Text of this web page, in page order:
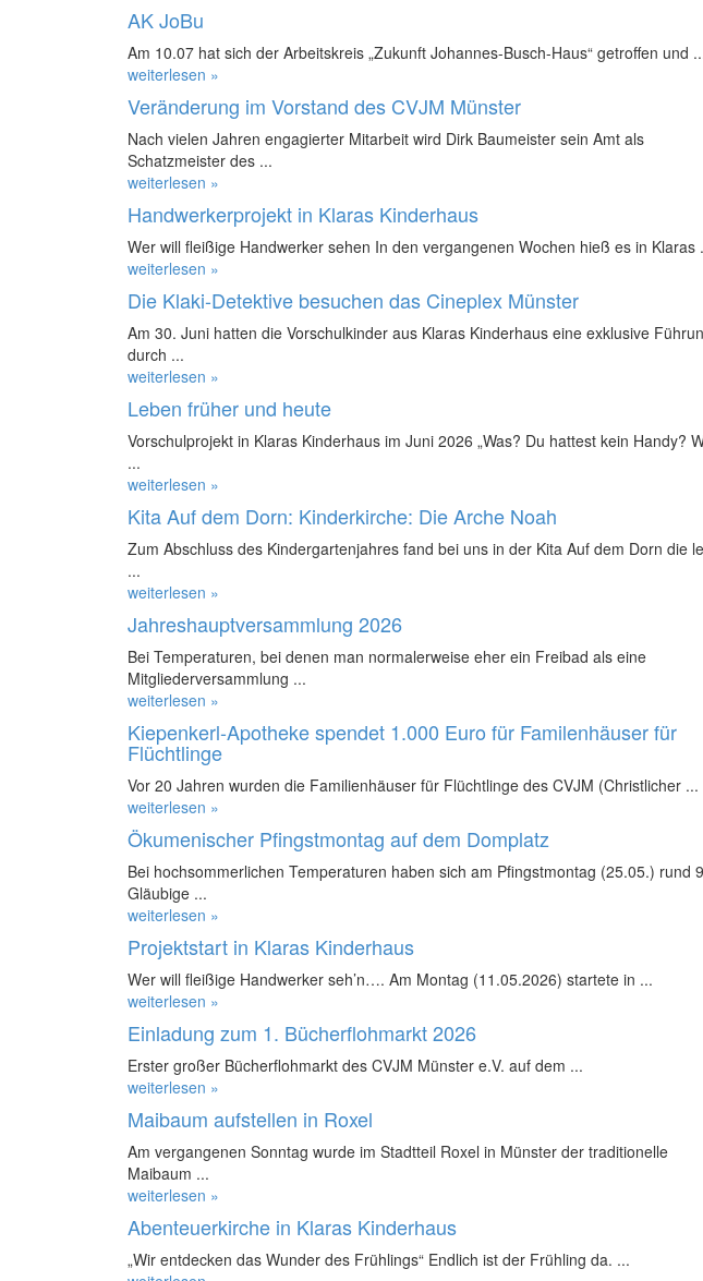
AK JoBu
Am 10.07 hat sich der Arbeitskreis „Zukunft Johannes-Busch-Haus“ getroffen und
weiterlesen »
Veränderung im Vorstand des CVJM Münster
Nach vielen Jahren engagierter Mitarbeit wird Dirk Baumeister sein Amt als
Schatzmeister des ...
weiterlesen »
Handwerkerprojekt in Klaras Kinderhaus
Wer will fleißige Handwerker sehen In den vergangenen Wochen hieß es in Klaras
weiterlesen »
Die Klaki-Detektive besuchen das Cineplex Münster
Am 30. Juni hatten die Vorschulkinder aus Klaras Kinderhaus eine exklusive
durch ...
weiterlesen »
Leben früher und heute
Vorschulprojekt in Klaras Kinderhaus im Juni 2026 „Was? Du hattest kein Handy?
...
weiterlesen »
Kita Auf dem Dorn: Kinderkirche: Die Arche Noah
Zum Abschluss des Kindergartenjahres fand bei uns in der Kita Auf dem Dorn die
...
weiterlesen »
Jahreshauptversammlung 2026
Bei Temperaturen, bei denen man normalerweise eher ein Freibad als eine
Mitgliederversammlung ...
weiterlesen »
Kiepenkerl-Apotheke spendet 1.000 Euro für Familenhäuser für
Flüchtlinge
Vor 20 Jahren wurden die Familienhäuser für Flüchtlinge des CVJM (Christlicher ...
weiterlesen »
Ökumenischer Pfingstmontag auf dem Domplatz
Bei hochsommerlichen Temperaturen haben sich am Pfingstmontag (25.05.) rund
Gläubige ...
weiterlesen »
Projektstart in Klaras Kinderhaus
Wer will fleißige Handwerker seh’n…. Am Montag (11.05.2026) startete in ...
weiterlesen »
Einladung zum 1. Bücherflohmarkt 2026
Erster großer Bücherflohmarkt des CVJM Münster e.V. auf dem ...
weiterlesen »
Maibaum aufstellen in Roxel
Am vergangenen Sonntag wurde im Stadtteil Roxel in Münster der traditionelle
Maibaum ...
weiterlesen »
Abenteuerkirche in Klaras Kinderhaus
„Wir entdecken das Wunder des Frühlings“ Endlich ist der Frühling da. ...